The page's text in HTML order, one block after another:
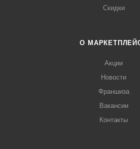
Скидки
О
Акции
Новости
Франшиза
Вакансии
Контакты